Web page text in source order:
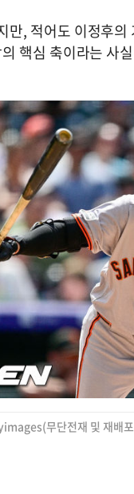
만, 적어도 이정후
핵심 축이라는 사
무단전재 및 재배